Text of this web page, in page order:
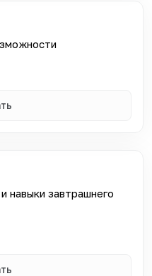
навыки завтрашнего